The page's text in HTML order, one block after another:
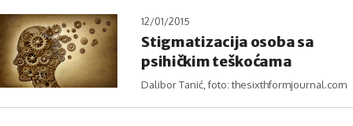
12/01/2015
Stigmatizacija osoba sa
psihičkim teškoćama
Dalibor Tanić, foto: thesixthformjournal.com